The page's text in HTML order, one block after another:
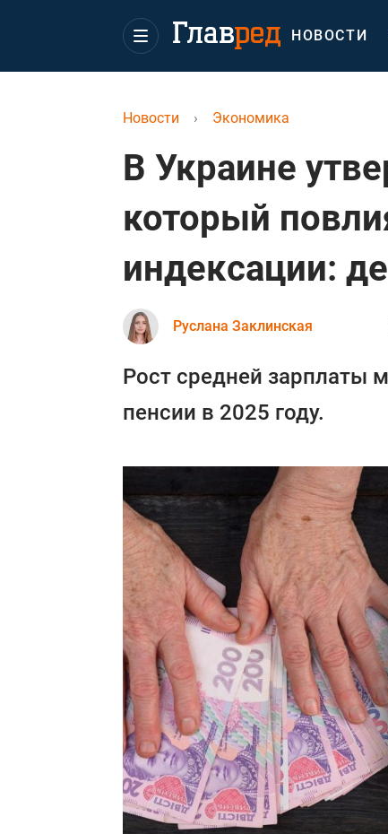
НОВОСТИ
Новости › Экономика
В Украине
который
индексации:
Руслана Заклинская
Рост средней зарплаты
пенсии в 2025 году.